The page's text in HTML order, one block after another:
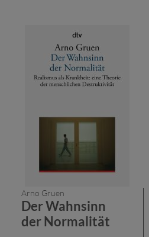
Arno Gruen
Der Wahnsinn
der Normalität